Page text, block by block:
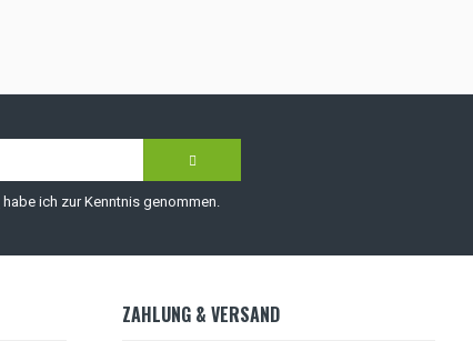
habe ich zur Kenntnis genommen.
ZAHLUNG & VERSAND